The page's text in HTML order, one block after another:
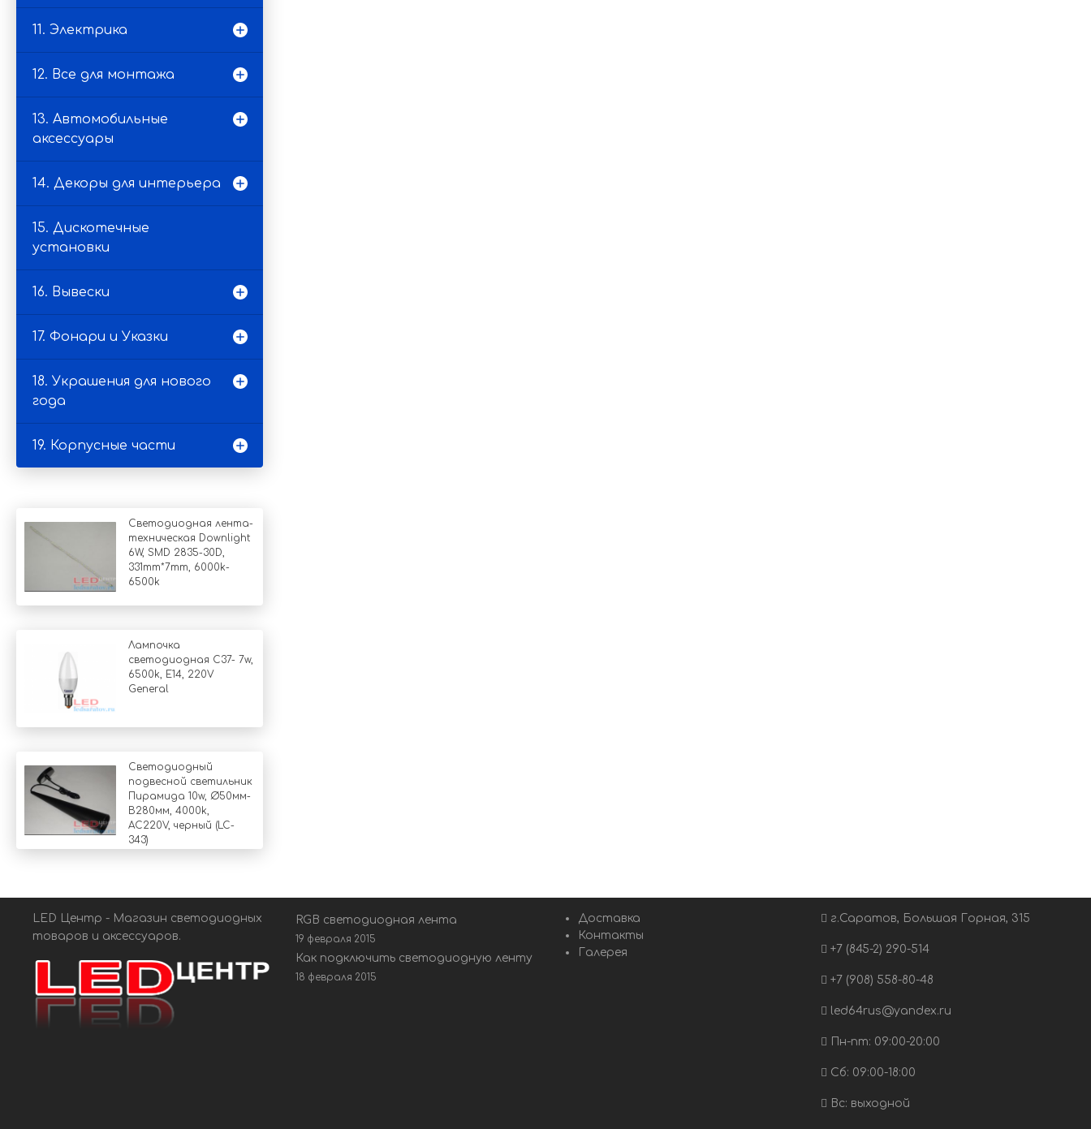
11. Электрика
12. Все для монтажа
13. Автомобильные
аксессуары
14. Декоры для интерьера
15. Дискотечные
установки
16. Вывески
17. Фонари и Указки
18. Украшения для нового
года
19. Корпусные части
Светодиодная лента-
техническая Downlight
6W, SMD 2835-30D,
331mm*7mm, 6000k-
6500k
Лампочка
светодиодная C37- 7w,
6500k, Е14, 220V
General
Светодиодный
подвесной светильник
Пирамида 10w, Ø50мм-
В280мм, 4000k,
AC220V, черный (LC-
343)
LED Центр - Магазин светодиодных
товаров и аксессуаров.
RGB светодиодная лента
19 февраля 2015
Как подключить светодиодную ленту
18 февраля 2015
Доставка
Контакты
Галерея
г.Саратов, Большая Горная, 315
+7 (845-2) 290-514
+7 (908) 558-80-48
led64rus@yandex.ru
Пн-пт: 09:00-20:00
Сб: 09:00-18:00
Вс: выходной